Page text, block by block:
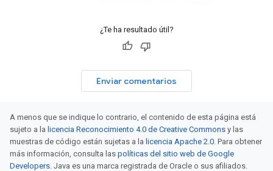
¿Te ha resultado útil?
Enviar comentarios
A menos que se indique lo contrario, el contenido de esta página está
sujeto a la licencia Reconocimiento 4.0 de Creative Commons y las
muestras de código están sujetas a la licencia Apache 2.0. Para obtener
más información, consulta las políticas del sitio web de Google
Developers. Java es una marca registrada de Oracle o sus afiliados.